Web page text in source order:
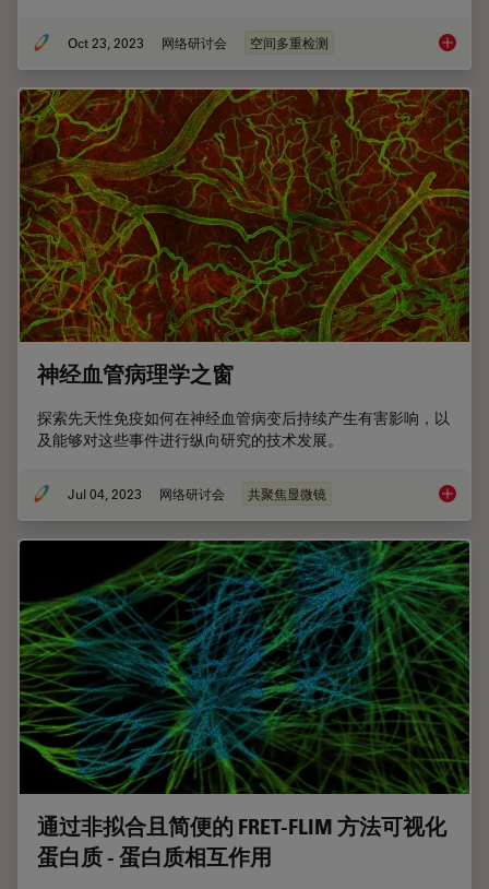
Oct 23, 2023 网络研讨会 空间多重检测 共聚焦
神经血管病理学之窗
探索先天性免疫如何在神经血管病变后持续产生有害影响，以
及能够对这些事件进行纵向研究的技术发展。
Jul 04, 2023 网络研讨会 共聚焦显微镜 神经血
通过非拟合且简便的 FRET-FLIM 方法可视化
蛋白质 - 蛋白质相互作用